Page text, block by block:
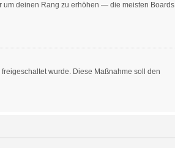
um deinen Rang zu erhöhen — die meisten Boards
wurde. Diese Maßnahme soll den